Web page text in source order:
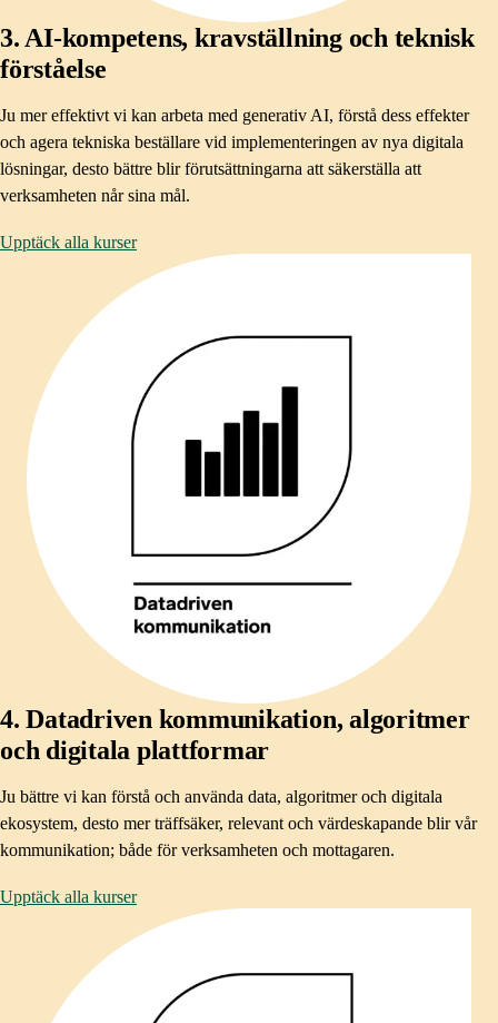
3. AI-kompetens, kravställning och teknisk
förståelse​
Ju mer effektivt vi kan arbeta med generativ AI, förstå dess effekter
och agera tekniska beställare vid implementeringen av nya digitala
lösningar, desto bättre blir förutsättningarna att säkerställa att
verksamheten når sina mål.
Upptäck alla kurser
4. Datadriven kommunikation, algoritmer
och digitala plattformar
Ju bättre vi kan förstå och använda data, algoritmer och digitala
ekosystem, desto mer träffsäker, relevant och värdeskapande blir vår
kommunikation; både för verksamheten och mottagaren. ​
Upptäck alla kurser